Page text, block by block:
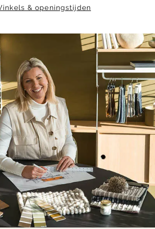
& openingstijden